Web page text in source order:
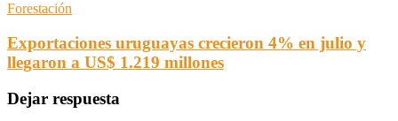
Forestación
Exportaciones uruguayas crecieron 4% en julio y
llegaron a US$ 1.219 millones
Dejar respuesta